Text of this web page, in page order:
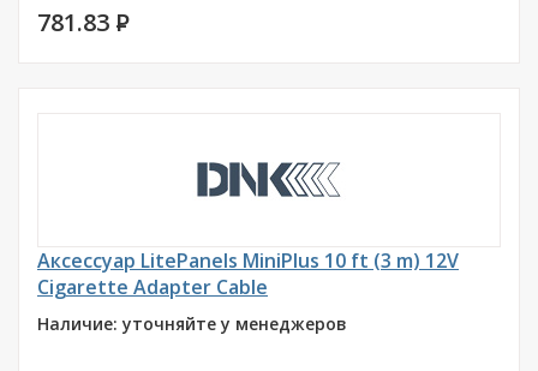
781.83 P
Аксессуар LitePanels MiniPlus 10 ft (3 m) 12V
Cigarette Adapter Cable
Наличие: уточняйте у менеджеров